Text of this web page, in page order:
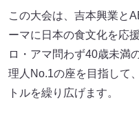
この大会は、吉本興業と
ーマに日本の食文化を応
ロ・アマ問わず40歳未満
理人No.1の座を目指して
トルを繰り広げます。